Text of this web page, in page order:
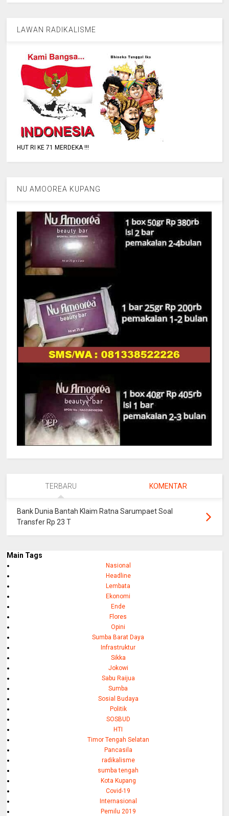
LAWAN RADIKALISME
HUT RI KE 71 MERDEKA !!!
NU AMOOREA KUPANG
TERBARU KOMENTAR
Bank Dunia Bantah Klaim Ratna Sarumpaet Soal
Transfer Rp 23 T
Main Tags
Nasional
Headline
Lembata
Ekonomi
Ende
Flores
Opini
Sumba Barat Daya
Infrastruktur
Sikka
Jokowi
Sabu Raijua
Sumba
Sosial Budaya
Politik
SOSBUD
HTI
Timor Tengah Selatan
Pancasila
radikalisme
sumba tengah
Kota Kupang
Covid-19
Internasional
Pemilu 2019